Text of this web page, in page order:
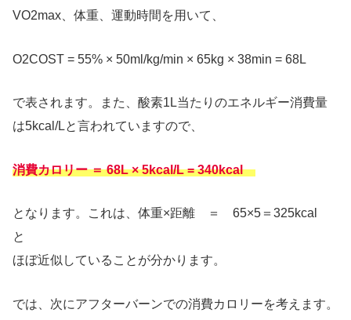
VO2max、体重、運動時間を用いて、
O2COST = 55% × 50ml/kg/min × 65kg × 38min = 68L
で表されます。また、酸素1L当たりのエネルギー消費量
は5kcal/Lと言われていますので、
消費カロリー ＝ 68L × 5kcal/L = 340kcal
となります。これは、体重×距離 ＝ 65×5＝325kcal
と
ほぼ近似していることが分かります。
では、次にアフターバーンでの消費カロリーを考えます。